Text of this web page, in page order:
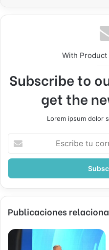
With Product
Subscribe to
get the
Lorem ipsum dolor
correo
Publicaciones